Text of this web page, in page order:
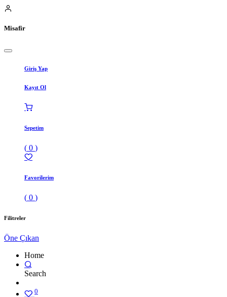
Misafir
Giriş Yap
Kayıt Ol
Sepetim
( 0 )
Favorilerim
( 0 )
Filitreler
Öne Çıkan
Home
Search
0